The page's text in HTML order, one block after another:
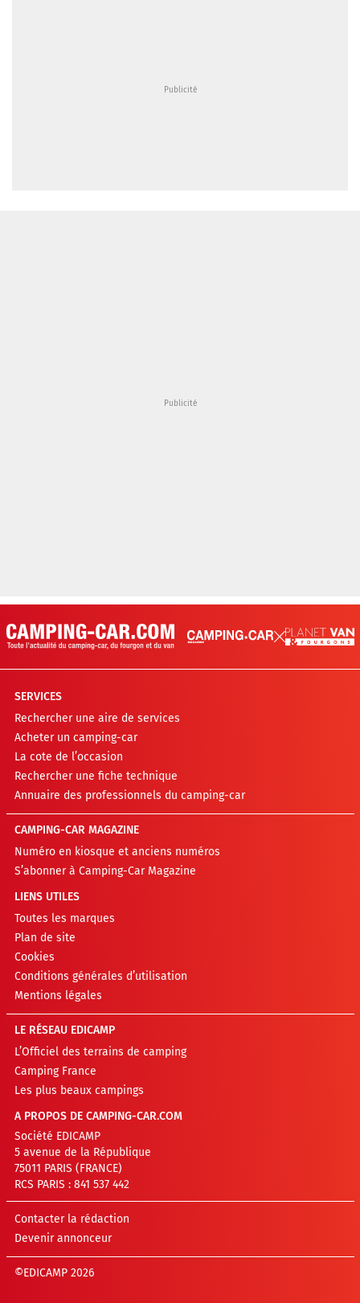
SERVICES
Rechercher une aire de services
Acheter un camping-car
La cote de l’occasion
Rechercher une fiche technique
Annuaire des professionnels du camping-car
CAMPING-CAR MAGAZINE
Numéro en kiosque et anciens numéros
S’abonner à Camping-Car Magazine
LIENS UTILES
Toutes les marques
Plan de site
Cookies
Conditions générales d’utilisation
Mentions légales
LE RÉSEAU EDICAMP
L’Officiel des terrains de camping
Camping France
Les plus beaux campings
A PROPOS DE CAMPING-CAR.COM
Société EDICAMP
5 avenue de la République
75011 PARIS (FRANCE)
RCS PARIS : 841 537 442
Contacter la rédaction
Devenir annonceur
©EDICAMP 2026